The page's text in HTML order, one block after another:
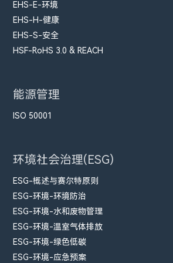
EHS-E-环境
EHS-H-健康
EHS-S-安全
HSF-RoHS 3.0 & REACH
能源管理
ISO 50001
环境社会治理(ESG)
ESG-概述与赛尔特原则
ESG-环境-环境防治
ESG-环境-水和废物管理
ESG-环境-温室气体排放
ESG-环境-绿色低碳
ESG-环境-应急预案